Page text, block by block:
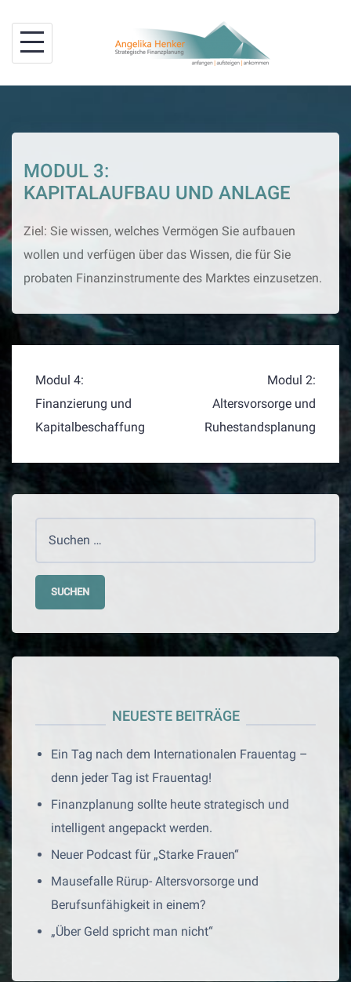
content
MODUL 3:
KAPITALAUFBAU UND ANLAGE
Ziel: Sie wissen, welches Vermögen Sie aufbauen
wollen und verfügen über das Wissen, die für Sie
probaten Finanzinstrumente des Marktes einzusetzen.
BEITRAGSNAVIGATION
Modul 4:
Finanzierung und
Kapitalbeschaffung
Modul 2:
Altersvorsorge und
Ruhestandsplanung
NEUESTE BEITRÄGE
Ein Tag nach dem Internationalen Frauentag –
denn jeder Tag ist Frauentag!
Finanzplanung sollte heute strategisch und
intelligent angepackt werden.
Neuer Podcast für „Starke Frauen“
Mausefalle Rürup- Altersvorsorge und
Berufsunfähigkeit in einem?
„Über Geld spricht man nicht“